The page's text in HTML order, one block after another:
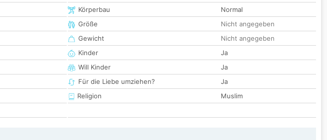
Körperbau
Normal
Größe
Nicht angegeben
Gewicht
Nicht angegeben
Kinder
Ja
Will Kinder
Ja
Für die Liebe umziehen?
Ja
Religion
Muslim